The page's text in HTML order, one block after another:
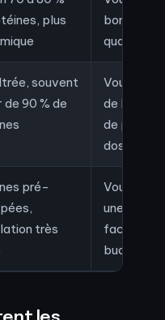
plus
bon
qualité-
souvent
90 % de
Vous
de
de
dose
pré-
très
Vous
une
facile,
budget